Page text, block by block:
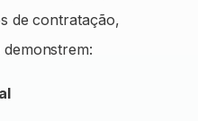
de contratação,